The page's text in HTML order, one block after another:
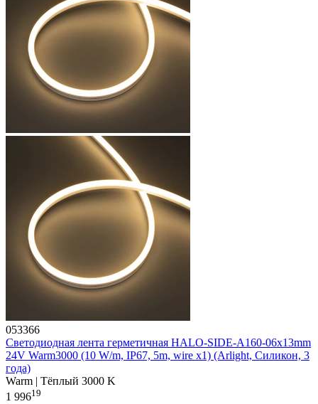
053366
Светодиодная лента герметичная HALO-SIDE-A160-06x13mm
24V Warm3000 (10 W/m, IP67, 5m, wire x1) (Arlight, Силикон, 3
года)
Warm | Тёплый 3000 K
1 99619